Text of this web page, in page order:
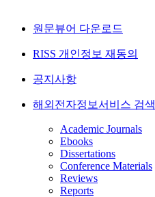
원문뷰어 다운로드
RISS 개인정보 재동의
공지사항
해외전자정보서비스 검색
Academic Journals
Ebooks
Dissertations
Conference Materials
Reviews
Reports